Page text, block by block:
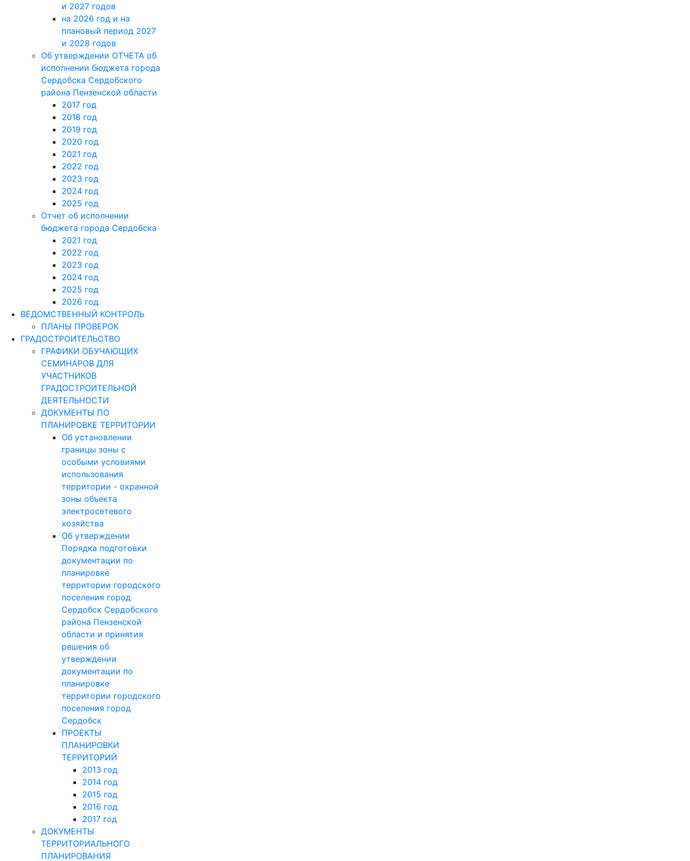
и 2027 годов
на 2026 год и на
плановый период 2027
и 2028 годов
Об утверждении ОТЧЕТА об
исполнении бюджета города
Сердобска Сердобского
района Пензенской области
2017 год
2018 год
2019 год
2020 год
2021 год
2022 год
2023 год
2024 год
2025 год
Отчет об исполнении
бюджета города Сердобска
2021 год
2022 год
2023 год
2024 год
2025 год
2026 год
ВЕДОМСТВЕННЫЙ КОНТРОЛЬ
ПЛАНЫ ПРОВЕРОК
ГРАДОСТРОИТЕЛЬСТВО
ГРАФИКИ ОБУЧАЮЩИХ
СЕМИНАРОВ ДЛЯ
УЧАСТНИКОВ
ГРАДОСТРОИТЕЛЬНОЙ
ДЕЯТЕЛЬНОСТИ
ДОКУМЕНТЫ ПО
ПЛАНИРОВКЕ ТЕРРИТОРИИ
Об установлении
границы зоны с
особыми условиями
использования
территории - охранной
зоны объекта
электросетевого
хозяйства
Об утверждении
Порядка подготовки
документации по
планировке
территории городского
поселения город
Сердобск Сердобского
района Пензенской
области и принятия
решения об
утверждении
документации по
планировке
территории городского
поселения город
Сердобск
ПРОЕКТЫ
ПЛАНИРОВКИ
ТЕРРИТОРИЙ
2013 год
2014 год
2015 год
2016 год
2017 год
ДОКУМЕНТЫ
ТЕРРИТОРИАЛЬНОГО
ПЛАНИРОВАНИЯ